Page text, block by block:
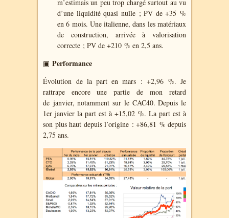
m’estimais un peu trop chargé surtout au vu
d’une liquidité quasi nulle ; PV de +35 %
en 6 mois. Une italienne, dans les matériaux
de construction, arrivée à valorisation
correcte ; PV de +210 % en 2,5 ans.
▣ Performance
Évolution de la part en mars : +2,96 %. Je
rattrape encore une partie de mon retard
de janvier, notamment sur le CAC40. Depuis le
1er janvier la part est à +15,02 %. La part est à
son plus haut depuis l’origine : +86,81 % depuis
2,75 ans.